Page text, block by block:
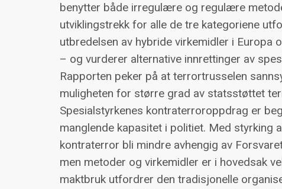
benytter både irregulære og regulære
utviklingstrekk for alle de tre kategoriene
utbredelsen av hybride virkemidler i
– og vurderer alternative innrettinger av
Rapporten peker på at terrortrusselen
muligheten for større grad av statsstøttet
Spesialstyrkenes kontraterroroppdrag er
manglende kapasitet i politiet. Med styrking
kontraterror bli mindre avhengig av
men metoder og virkemidler er i hovedsak
maktbruk utfordrer den tradisjonelle